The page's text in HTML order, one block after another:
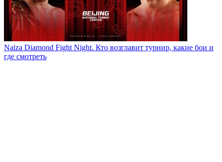
Naiza Diamond Fight Night. Кто возглавит турнир, какие бои и
где смотреть